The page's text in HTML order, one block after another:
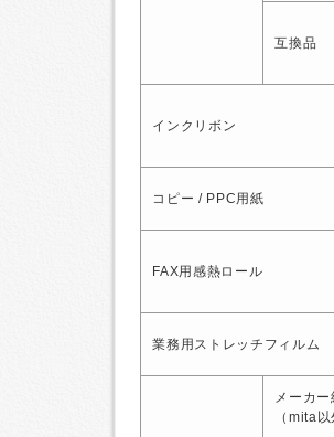
互換品
インクリボン
コピー / PPC用紙
FAX用感熱ロール
業務用ストレッチフィルム
メーカ
（mita